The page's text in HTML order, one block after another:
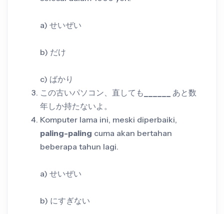
a) せいぜい
b) だけ
c) ばかり
この古いパソコン、直しても
あと数
年しか持たないよ。
Komputer lama ini, meski diperbaiki,
paling-paling cuma akan bertahan
beberapa tahun lagi.
a) せいぜい
b) にすぎない